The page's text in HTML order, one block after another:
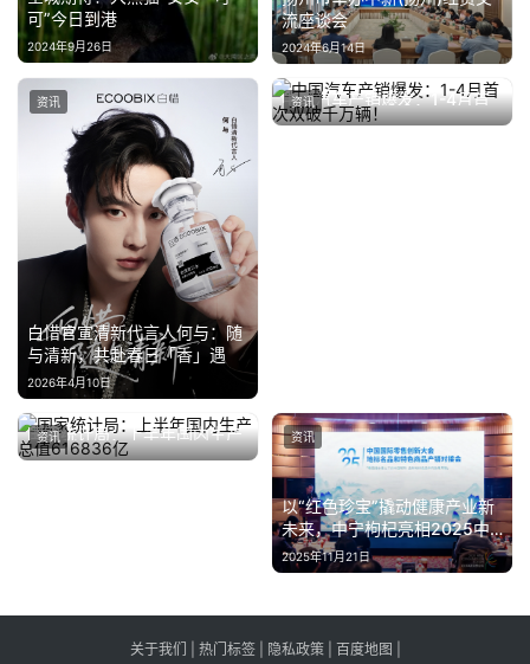
可”今日到港
2024年9月26日
流座谈会
2024年6月14日
白惜官宣清新代言人何与：随
与清新，共赴春日「香」遇
2026年4月10日
资讯
中国汽车产销爆发：1-4月首
次双破千万辆！
2025年5月12日
资讯
国家统计局：上半年国内生产
总值616836亿
2024年7月15日
资讯
以“红色珍宝”撬动健康产业新
未来，中宁枸杞亮相2025中
国国际零售创新大会
2025年11月21日
资讯
关于我们 热门标签 隐私政策 百度地图